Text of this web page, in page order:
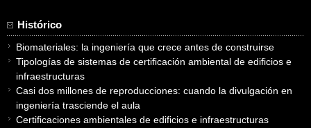
Histórico
Biomateriales: la ingeniería que crece antes de construirse
Tipologías de sistemas de certificación ambiental de edificios e
infraestructuras
Casi dos millones de reproducciones: cuando la divulgación en
ingeniería trasciende el aula
Certificaciones ambientales de edificios e infraestructuras